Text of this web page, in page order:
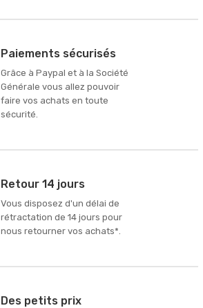
Paiements sécurisés
Grâce à Paypal et à la Société
Générale vous allez pouvoir
faire vos achats en toute
sécurité.
Retour 14 jours
Vous disposez d'un délai de
rétractation de 14 jours pour
nous retourner vos achats*.
Des petits prix